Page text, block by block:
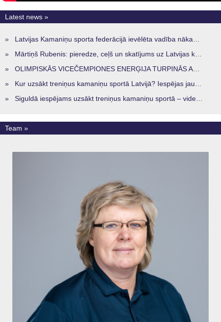
Latest news »
» Latvijas Kamaniņu sporta federācijā ievēlēta vadība nākamajam četru gadu termiņam
» Mārtiņš Rubenis: pieredze, ceļš un skatījums uz Latvijas kamaniņu sportu
» OLIMPISKĀS VICEČEMPIONES ENERĢIJA TURPINĀS ARĪ STARPSEZONĀ
» Kur uzsākt treniņus kamaniņu sportā Latvijā? Iespējas jaunajiem sportistiem visos reģionos
» Siguldā iespējams uzsākt treniņus kamaniņu sportā – vide, kur veidojas nākamā sportistu paaudze
Team »